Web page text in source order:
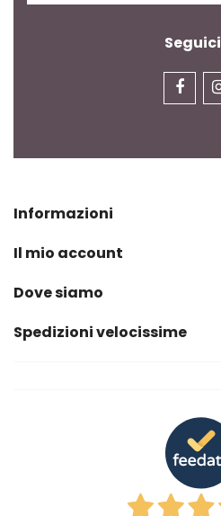
Seguici
Informazioni
Il mio account
Dove siamo
Spedizioni velocissime